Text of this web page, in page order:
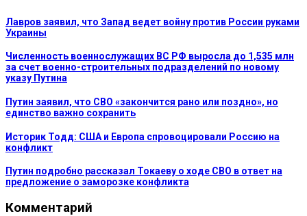
Лавров заявил, что Запад ведет войну против России руками
Украины
Численность военнослужащих ВС РФ выросла до 1,535 млн
за счет военно-строительных подразделений по новому
указу Путина
Путин заявил, что СВО «закончится рано или поздно», но
единство важно сохранить
Историк Тодд: США и Европа спровоцировали Россию на
конфликт
Путин подробно рассказал Токаеву о ходе СВО в ответ на
предложение о заморозке конфликта
Комментарий